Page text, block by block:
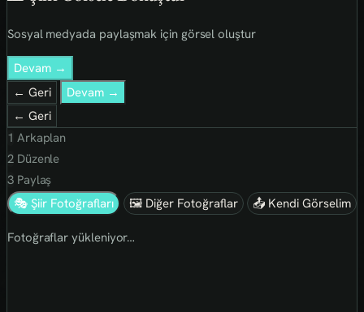
Sosyal medyada paylaşmak için görsel oluştur
Devam →
← Geri
Devam →
← Geri
1 Arkaplan
2Düzenle
3Paylaş
🎭 Şiir Fotoğrafları
🖼 Diğer Fotoğraflar 📤 Kendi Görselim
Fotoğraflar yükleniyor…